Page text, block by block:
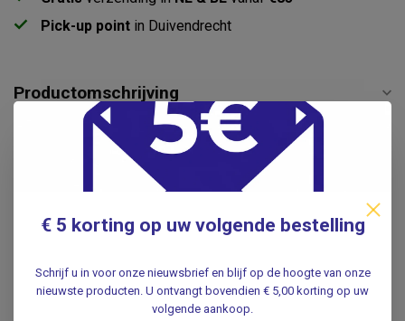
Pick-up point in Duivendrecht
Productomschrijving
Specificaties
OMRON
Omron Omron M7 Intelli IT(
€ 5 korting op uw volgende bestelling
Schrijf u in voor onze nieuwsbrief en blijf op de hoogte van onze
nieuwste producten. U ontvangt bovendien € 5,00 korting op uw
volgende aankoop.